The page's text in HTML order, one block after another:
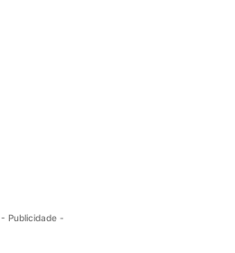
- Publicidade -